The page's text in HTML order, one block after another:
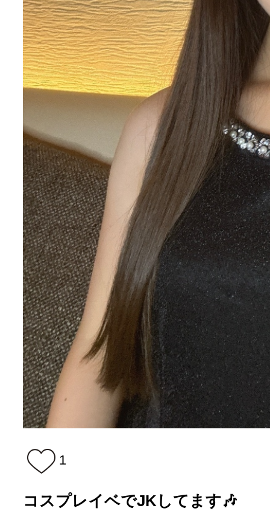
1
コスプレイベでJKしてます🎶